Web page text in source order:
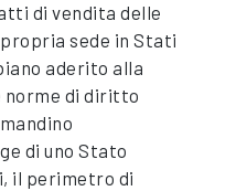
di vendita delle
sede in Stati
aderito alla
norme di diritto
di uno Stato
il perimetro di